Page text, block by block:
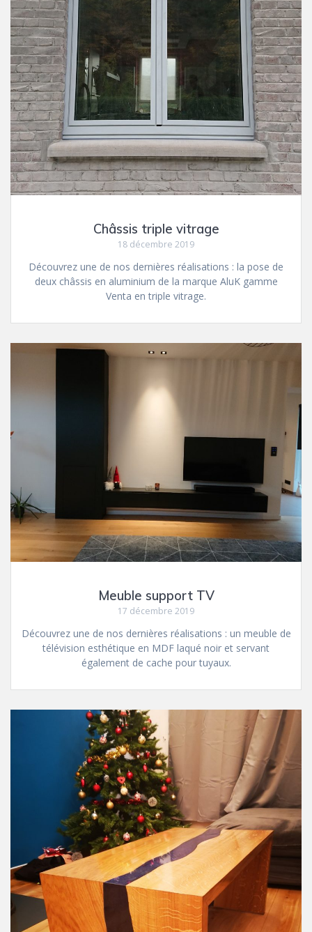
Châssis triple vitrage
18 décembre 2019
Découvrez une de nos dernières réalisations : la pose de
deux châssis en aluminium de la marque AluK gamme
Venta en triple vitrage.
Meuble support TV
17 décembre 2019
Découvrez une de nos dernières réalisations : un meuble de
télévision esthétique en MDF laqué noir et servant
également de cache pour tuyaux.